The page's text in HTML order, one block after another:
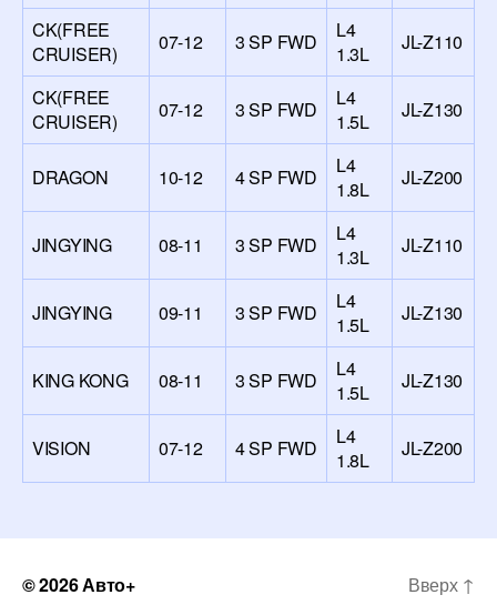
CK(FREE
CRUISER)
07-12 3 SP FWD
L4
1.3L
JL-Z110
CK(FREE
CRUISER)
07-12 3 SP FWD
L4
1.5L
JL-Z130
DRAGON 10-12 4 SP FWD
L4
1.8L
JL-Z200
JINGYING 08-11 3 SP FWD
L4
1.3L
JL-Z110
JINGYING 09-11 3 SP FWD
L4
1.5L
JL-Z130
KING KONG 08-11 3 SP FWD
L4
1.5L
JL-Z130
VISION 07-12 4 SP FWD
L4
1.8L
JL-Z200
© 2026Авто+ Вверх ↑